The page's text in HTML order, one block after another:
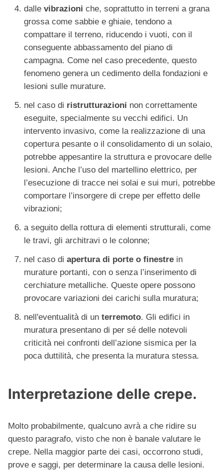
dalle vibrazioni che, soprattutto in terreni a grana
grossa come sabbie e ghiaie, tendono a
compattare il terreno, riducendo i vuoti, con il
conseguente abbassamento del piano di
campagna. Come nel caso precedente, questo
fenomeno genera un cedimento della fondazioni e
lesioni sulle murature.
nel caso di ristrutturazioni non correttamente
eseguite, specialmente su vecchi edifici. Un
intervento invasivo, come la realizzazione di una
copertura pesante o il consolidamento di un solaio,
potrebbe appesantire la struttura e provocare delle
lesioni. Anche l’uso del martellino elettrico, per
l’esecuzione di tracce nei solai e sui muri, potrebbe
comportare l’insorgere di crepe per effetto delle
vibrazioni;
a seguito della rottura di elementi strutturali, come
le travi, gli architravi o le colonne;
nel caso di apertura di porte o finestre in
murature portanti, con o senza l’inserimento di
cerchiature metalliche. Queste opere possono
provocare variazioni dei carichi sulla muratura;
nell'eventualità di un terremoto. Gli edifici in
muratura presentano di per sé delle notevoli
criticità nei confronti dell’azione sismica per la
poca duttilità, che presenta la muratura stessa.
Interpretazione delle crepe.
Molto probabilmente, qualcuno avrà a che ridire su
questo paragrafo, visto che non è banale valutare le
crepe. Nella maggior parte dei casi, occorrono studi,
prove e saggi, per determinare la causa delle lesioni.